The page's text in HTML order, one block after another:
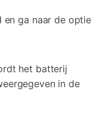
en ga naar de optie
het batterij
in de